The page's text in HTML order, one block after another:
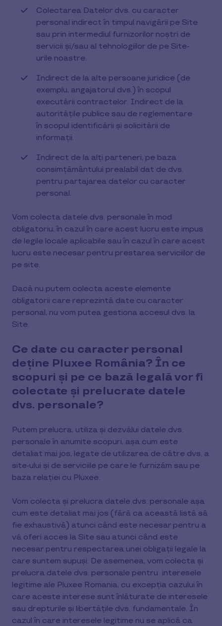
Colectarea Datelor dvs. cu caracter
personal indirect în timpul navigării pe Site
sau prin intermediul furnizorilor noștri de
servicii și/sau al tehnologiilor de pe Site-
urile noastre.
Indirect de la alte persoane juridice (de
exemplu, angajatorul dvs.) în scopul
executării contractelor. Indirect de la
autoritățile publice sau de reglementare
în scopul identificării și solicitării de
informații.
Indirect de la alți parteneri, pe baza
consimțământului prealabil dat de dvs.
pentru partajarea datelor cu caracter
personal.
Vom colecta datele dvs. personale în mod
obligatoriu, în cazul în care acest lucru este impus
de legile locale aplicabile sau în cazul în care acest
lucru este necesar pentru prestarea serviciilor de
pe site.
Dacă nu putem colecta aceste elemente
obligatorii care reprezintă date cu caracter
personal, nu vom putea gestiona accesul dvs. la
Site.
Ce date cu caracter personal
deține Pluxee România? În ce
scopuri și pe ce bază legală vor fi
colectate și prelucrate datele
dvs. personale?
Putem prelucra, utiliza și dezvălui datele dvs.
personale în anumite scopuri, așa cum este
detaliat mai jos, legate de utilizarea de către dvs. a
site-ului și de serviciile pe care le furnizăm sau pe
baza relației cu Pluxee.
Vom colecta și prelucra datele dvs. personale așa
cum este detaliat mai jos (fără ca această listă să
fie exhaustivă) atunci când este necesar pentru a
vă oferi acces la Site sau atunci când este
necesar pentru respectarea unei obligații legale la
care suntem supuși. De asemenea, vom colecta și
prelucra datele dvs. personale pentru interesele
legitime ale Pluxee Romania, cu excepția cazului în
care aceste interese sunt înlăturate de interesele
sau drepturile și libertățile dvs. fundamentale. În
cazul în care interesele legitime nu se aplică ca